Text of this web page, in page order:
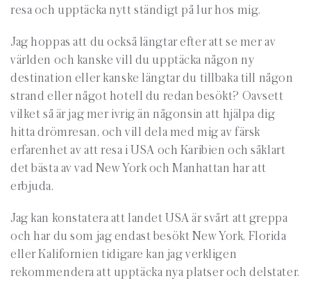
resa och upptäcka nytt ständigt på lur hos mig.
Jag hoppas att du också längtar efter att se mer av
världen och kanske vill du upptäcka någon ny
destination eller kanske längtar du tillbaka till någon
strand eller något hotell du redan besökt? Oavsett
vilket så är jag mer ivrig än någonsin att hjälpa dig
hitta drömresan, och vill dela med mig av färsk
erfarenhet av att resa i USA och Karibien och såklart
det bästa av vad New York och Manhattan har att
erbjuda.
Jag kan konstatera att landet USA är svårt att greppa
och har du som jag endast besökt New York, Florida
eller Kalifornien tidigare kan jag verkligen
rekommendera att upptäcka nya platser och delstater.